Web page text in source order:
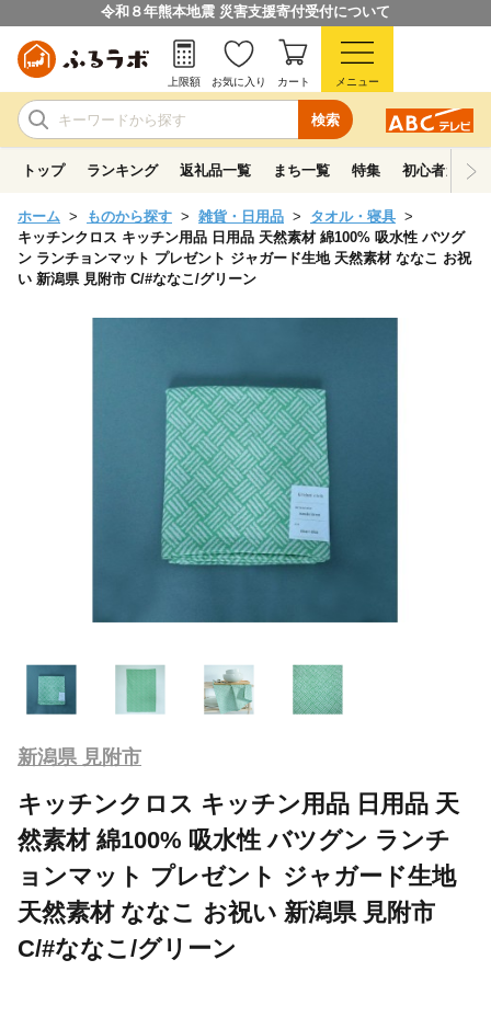
令和８年熊本地震 災害支援寄付受付について
検索
上限額 お気に入り カート メニュー
トップ ランキング 返礼品一覧 まち一覧 特集 初心者ガイド
ホーム ものから探す 雑貨・日用品
タオル・寝具
キッチンクロス キッチン用品 日用品 天然素材 綿100% 吸水性 バツグ
ン ランチョンマット プレゼント ジャガード生地 天然素材 ななこ お祝
い 新潟県 見附市 C/#ななこ/グリーン
新潟県 見附市
キッチンクロス キッチン用品 日用品 天
然素材 綿100% 吸水性 バツグン ランチ
ョンマット プレゼント ジャガード生地
天然素材 ななこ お祝い 新潟県 見附市
C/#ななこ/グリーン